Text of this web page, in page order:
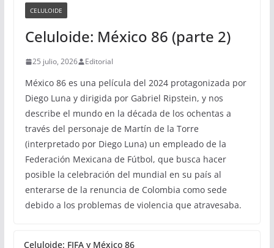
CELULOIDE
Celuloide: México 86 (parte 2)
25 julio, 2026 Editorial
México 86 es una película del 2024 protagonizada por
Diego Luna y dirigida por Gabriel Ripstein, y nos
describe el mundo en la década de los ochentas a
través del personaje de Martín de la Torre
(interpretado por Diego Luna) un empleado de la
Federación Mexicana de Fútbol, que busca hacer
posible la celebración del mundial en su país al
enterarse de la renuncia de Colombia como sede
debido a los problemas de violencia que atravesaba.
Celuloide: FIFA y México 86